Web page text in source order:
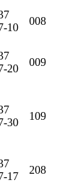
10
008
20
009
30
109
17
208